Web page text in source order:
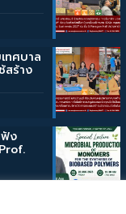
ทศบาล
สร้าง
ง